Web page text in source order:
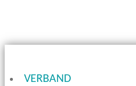
VERBAND